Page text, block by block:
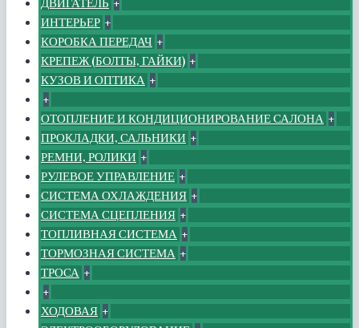
ДВИГАТЕЛЬ +
ИНТЕРЬЕР +
КОРОБКА ПЕРЕДАЧ +
КРЕПЕЖ (БОЛТЫ, ГАЙКИ) +
КУЗОВ И ОПТИКА +
+
ОТОПЛЕНИЕ И КОНДИЦИОНИРОВАНИЕ САЛОНА +
ПРОКЛАДКИ, САЛЬНИКИ +
РЕМНИ, РОЛИКИ +
РУЛЕВОЕ УПРАВЛЕНИЕ +
СИСТЕМА ОХЛАЖДЕНИЯ +
СИСТЕМА СЦЕПЛЕНИЯ +
ТОПЛИВНАЯ СИСТЕМА +
ТОРМОЗНАЯ СИСТЕМА +
ТРОСА +
+
ХОДОВАЯ +